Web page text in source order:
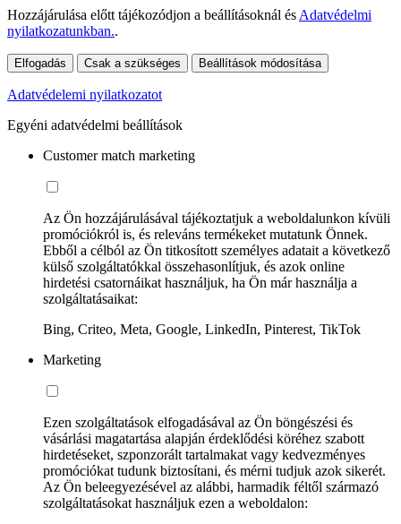
Hozzájárulása előtt tájékozódjon a beállításoknál és Adatvédelmi
nyilatkozatunkban..
Elfogadás Csak a szükséges Beállítások módosítása
Adatvédelemi nyilatkozatot
Egyéni adatvédelmi beállítások
Customer match marketing
Az Ön hozzájárulásával tájékoztatjuk a weboldalunkon kívüli
promóciókról is, és releváns termékeket mutatunk Önnek.
Ebből a célból az Ön titkosított személyes adatait a következő
külső szolgáltatókkal összehasonlítjuk, és azok online
hirdetési csatornáikat használjuk, ha Ön már használja a
szolgáltatásaikat:
Bing, Criteo, Meta, Google, LinkedIn, Pinterest, TikTok
Marketing
Ezen szolgáltatások elfogadásával az Ön böngészési és
vásárlási magatartása alapján érdeklődési köréhez szabott
hirdetéseket, szponzorált tartalmakat vagy kedvezményes
promóciókat tudunk biztosítani, és mérni tudjuk azok sikerét.
Az Ön beleegyezésével az alábbi, harmadik féltől származó
szolgáltatásokat használjuk ezen a weboldalon: